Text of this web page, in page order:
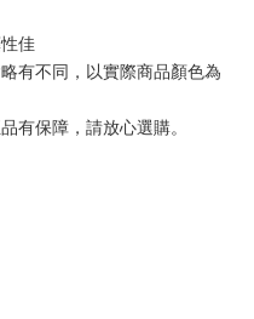
佳
有不同，以實際商品顏色為
有保障，請放心選購。